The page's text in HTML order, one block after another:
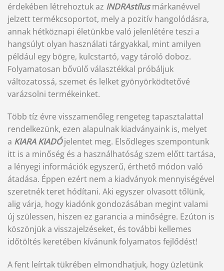
érdekében létrehoztuk az INDRAstílusmárkanévvel
jelzett termékcsoportot, mely a pozitív hangolódásra,
annak hétköznapi életünkbe való jelenlétére teszi a
hangsúlyt olyan használati tárgyakkal, mint amilyen
például egy bögre, kulcstartó, vagy tároló doboz.
Folyamatosan bővülő választékkal próbáljuk
változatossá, szemet és lelket gyönyörködtetővé
varázsolni termékeinket.
Több tíz évre visszamenőleg rengeteg tapasztalattal
rendelkezünk, ezen alapulnak kiadványaink is, melyet
a KIARA KIADÓjelentet meg. Elsődleges szempontunk
itt is a minőség és a használhatóság szem előtt tartása,
a lényegi információk egyszerű, érthető módon való
átadása. Éppen ezért nem a kiadványok mennyiségével
szeretnék teret hódítani. Aki egyszer olvasott tőlünk,
alig várja, hogy kiadónk gondozásában megint valami
új szülessen, hiszen ez garancia a minőségre. Ezúton is
köszönjük a visszajelzéseket, és további kellemes
időtöltés keretében kívánunk folyamatos fejlődést!
A fent leírtak tükrében elmondhatjuk, hogy üzletünk